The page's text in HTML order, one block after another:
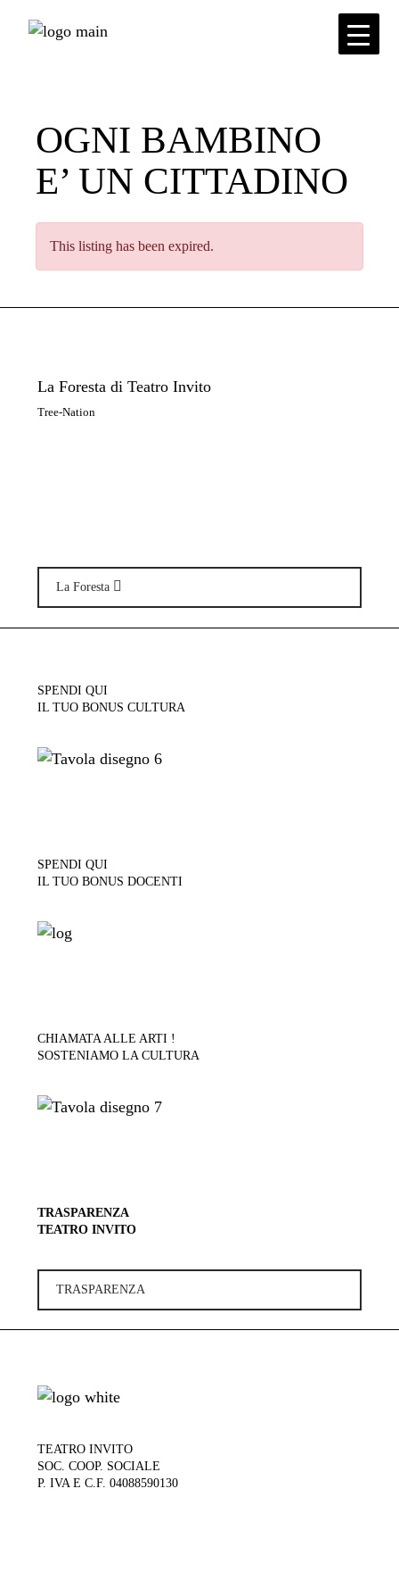
OGNI BAMBINO
E’ UN CITTADINO
This listing has been expired.
La Foresta di Teatro Invito
Tree-Nation
La Foresta
SPENDI QUI
IL TUO BONUS CULTURA
SPENDI QUI
IL TUO BONUS DOCENTI
CHIAMATA ALLE ARTI !
SOSTENIAMO LA CULTURA
TRASPARENZA
TEATRO INVITO
TRASPARENZA
TEATRO INVITO
SOC. COOP. SOCIALE
P. IVA E C.F. 04088590130